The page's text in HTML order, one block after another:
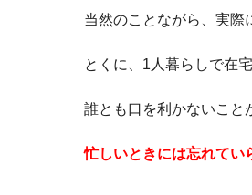
当然のことながら、実際
とくに、1人暮らしで在
誰とも口を利かないこと
忙しいときには忘れてい